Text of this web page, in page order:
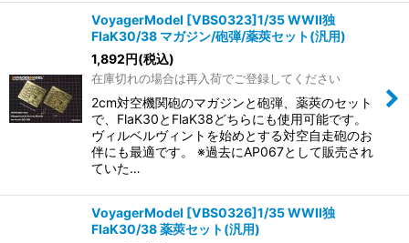
VoyagerModel [VBS0323]1/35 WWII独
FlaK30/38 マガジン/砲弾/薬莢セット(汎用)
1,892円(税込)
在庫切れの場合は再入荷でご登録してください
2cm対空機関砲のマガジンと砲弾、薬莢のセット
で、FlaK30とFlaK38どちらにも使用可能です。
ヴィルベルヴィントを始めとする対空自走砲のお
伴にも最適です。 ※過去にAP067として販売され
ていた…
VoyagerModel [VBS0326]1/35 WWII独
FlaK30/38 薬莢セット(汎用)